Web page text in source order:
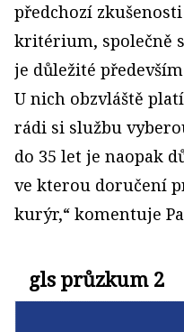
předchozí
kritérium, společně
je důležité
U nich obzvláště
rádi si službu
do 35 let je naopak
ve kterou doručení
kurýr,“ komentuje
gls průzkum 2